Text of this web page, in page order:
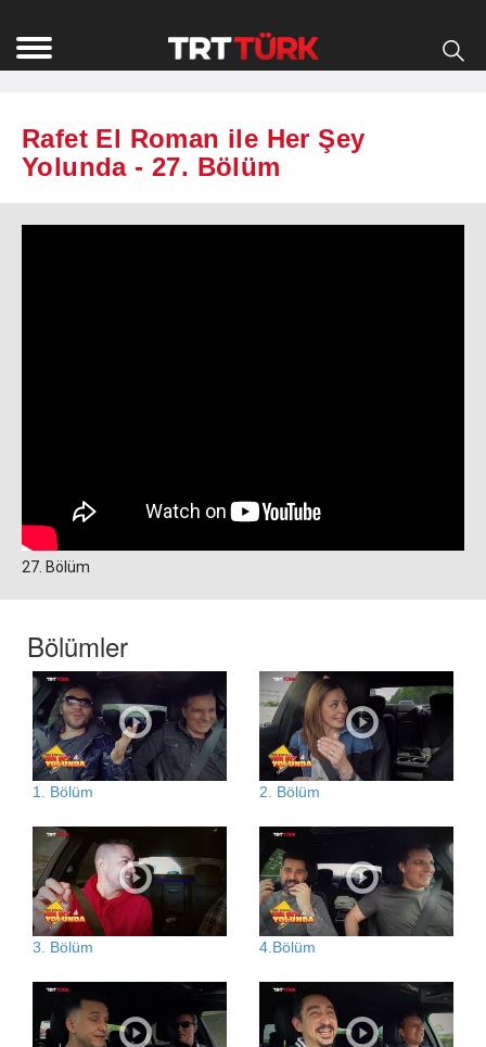
Rafet El Roman ile Her Şey
Yolunda - 27. Bölüm
27. Bölüm
Bölümler
1. Bölüm 2. Bölüm
3. Bölüm 4.Bölüm